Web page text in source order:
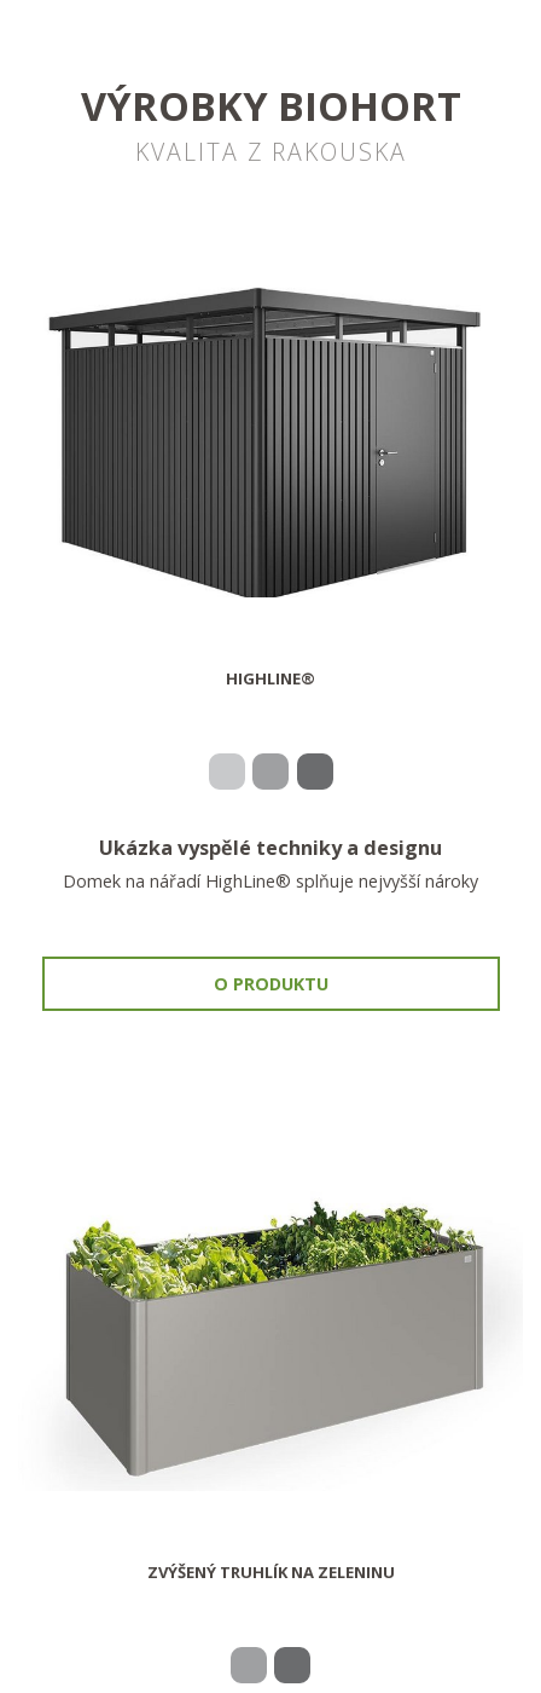
VÝROBKY BIOHORT
KVALITA Z RAKOUSKA
HIGHLINE®
Ukázka vyspělé techniky a designu
Domek na nářadí HighLine® splňuje nejvyšší nároky
O PRODUKTU
ZVÝŠENÝ TRUHLÍK NA ZELENINU